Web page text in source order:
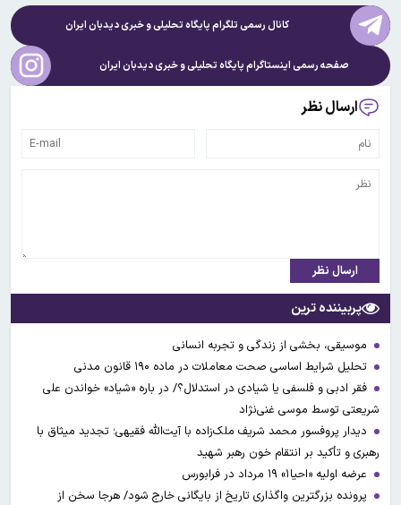
کانال رسمی تلگرام پایگاه تحلیلی و خبریدیدبان ایران
صفحه رسمی اینستاگرام پایگاه تحلیلی و خبریدیدبان ایران
ارسال نظر
ارسال نظر
پربیننده ترین
موسیقی، بخشی از زندگی و تجربه انسانی
تحلیل شرایط اساسی صحت معاملات در ماده ۱۹۰ قانون مدنی
فقر ادبی و فلسفی یا شیادی در استدلال؟/ در باره «شیاد» خواندن علی
شریعتی توسط موسی غنی‌نژاد
دیدار پروفسور محمد شریف ملک‌زاده با آیت‌الله فقیهی؛ تجدید میثاق با
رهبری و تأکید بر انتقام خون رهبر شهید
عرضه اولیه «احیا۱» ۱۹ مرداد در فرابورس
پرونده بزرگترین واگذاری تاریخ از بایگانی خارج شود/ هرجا سخن از